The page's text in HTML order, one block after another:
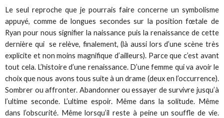
Le seul reproche que je pourrais faire concerne un symbolisme
appuyé, comme de longues secondes sur la position fœtale de
Ryan pour nous signifier la naissance puis la renaissance de cette
dernière qui se relève, finalement, (là aussi lors d’une scène très
explicite et non moins magnifique d’ailleurs). Parce que c’est avant
tout cela. L’histoire d’une renaissance. D’une femme qui va avoir le
choix que nous avons tous suite à un drame (deux en l’occurrence).
Sombrer ou affronter. Abandonner ou essayer de survivre jusqu’à
l’ultime seconde. L’ultime espoir. Même dans la solitude. Même
dans l’obscurité. Même lorsqu’il reste à peine un souffle de vie.